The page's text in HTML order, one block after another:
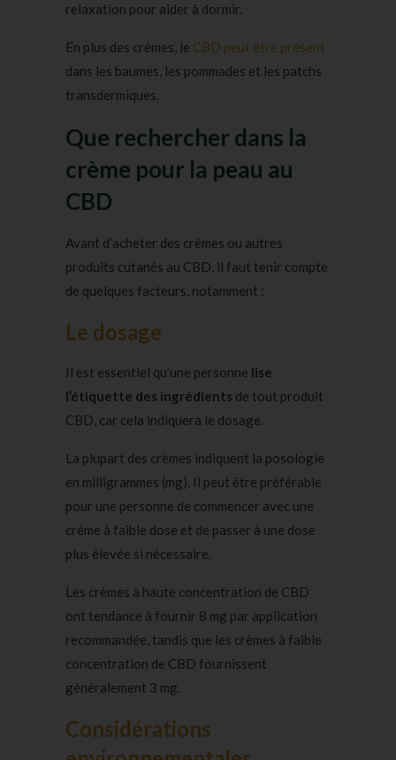
relaxation pour aider à dormir.
En plus des crèmes, le CBD peut être présent
dans les baumes, les pommades et les patchs
transdermiques.
Que rechercher dans la
crème pour la peau au
CBD
Avant d’acheter des crèmes ou autres
produits cutanés au CBD, il faut tenir compte
de quelques facteurs, notamment :
Le dosage
Il est essentiel qu’une personne lise
l’étiquette des ingrédients de tout produit
CBD, car cela indiquera le dosage.
La plupart des crèmes indiquent la posologie
en milligrammes (mg). Il peut être préférable
pour une personne de commencer avec une
crème à faible dose et de passer à une dose
plus élevée si nécessaire.
Les crèmes à haute concentration de CBD
ont tendance à fournir 8 mg par application
recommandée, tandis que les crèmes à faible
concentration de CBD fournissent
généralement 3 mg.
Considérations